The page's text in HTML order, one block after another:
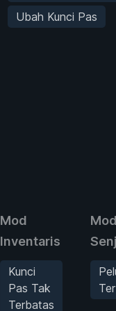
Ubah Kunci Pas
Mod
Inventaris
Kunci
Pas Tak
Terbatas
Mod